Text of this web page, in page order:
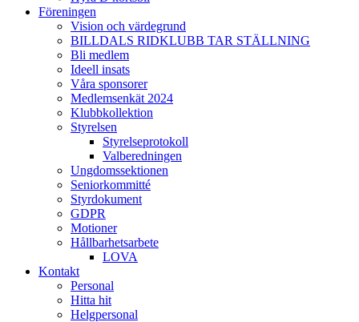
Föreningen
Vision och värdegrund
BILLDALS RIDKLUBB TAR STÄLLNING
Bli medlem
Ideell insats
Våra sponsorer
Medlemsenkät 2024
Klubbkollektion
Styrelsen
Styrelseprotokoll
Valberedningen
Ungdomssektionen
Seniorkommitté
Styrdokument
GDPR
Motioner
Hållbarhetsarbete
LOVA
Kontakt
Personal
Hitta hit
Helgpersonal